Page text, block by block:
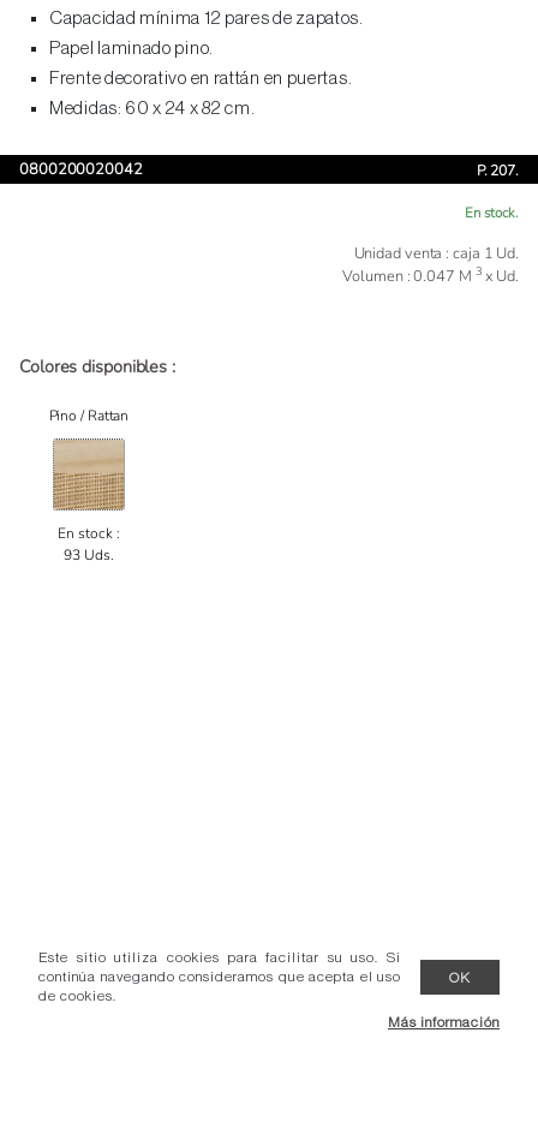
Este sitio utiliza cookies para facilitar su uso. Si
continúa navegando consideramos que acepta el uso
de cookies.
OK
Más información
Capacidad mínima 12 pares de zapatos.
Papel laminado pino.
Frente decorativo en rattán en puertas.
Medidas: 60 x 24 x 82 cm.
0800200020042 P. 207.
En stock.
Unidad venta : caja 1 Ud.
Volumen : 0.047 M 3 x Ud.
Colores disponibles :
Pino / Rattan
En stock :
93 Uds.